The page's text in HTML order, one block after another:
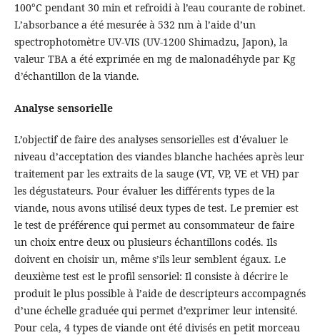
100°C pendant 30 min et refroidi à l’eau courante de robinet.
L’absorbance a été mesurée à 532 nm à l’aide d’un
spectrophotomètre UV-VIS (UV-1200 Shimadzu, Japon), la
valeur TBA a été exprimée en mg de malonadéhyde par Kg
d’échantillon de la viande.
Analyse sensorielle
L’objectif de faire des analyses sensorielles est d'évaluer le
niveau d’acceptation des viandes blanche hachées après leur
traitement par les extraits de la sauge (VT, VP, VE et VH) par
les dégustateurs. Pour évaluer les différents types de la
viande, nous avons utilisé deux types de test. Le premier est
le test de préférence qui permet au consommateur de faire
un choix entre deux ou plusieurs échantillons codés. Ils
doivent en choisir un, même s’ils leur semblent égaux. Le
deuxième test est le profil sensoriel: Il consiste à décrire le
produit le plus possible à l’aide de descripteurs accompagnés
d’une échelle graduée qui permet d’exprimer leur intensité.
Pour cela, 4 types de viande ont été divisés en petit morceau